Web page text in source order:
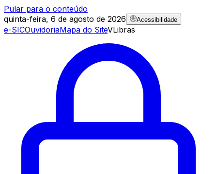
Pular para o conteúdo
quinta-feira, 6 de agosto de 2026
Acessibilidade
e-SICOuvidoriaMapa do SiteVLibras